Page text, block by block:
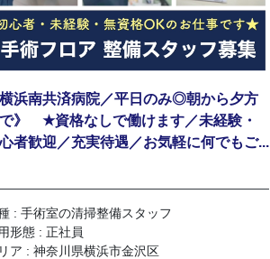
横浜南共済病院／平日のみ◎朝から夕方
で》 ★資格なしで働けます／未経験・
者歓迎／充実待遇／お気軽に何でもご...
: 手術室の清掃整備スタッフ
形態 : 正社員
ア : 神奈川県横浜市金沢区